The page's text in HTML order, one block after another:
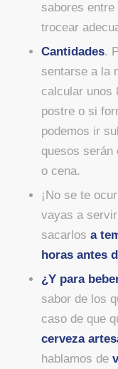
sabores
trocear
Cantidades.
sentarse a la
calcular unos
postre o si
podemos ir
quesos serán
o cena.
¡No se te
vayas a
sacarlos a
horas antes
¿Y para
sabor de los
caso de que
cerveza
hablamos de